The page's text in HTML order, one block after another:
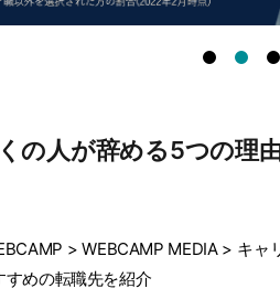
の人が辞める5つの理
>WEBCAMP MEDIA> キャ
すめの転職先を紹介